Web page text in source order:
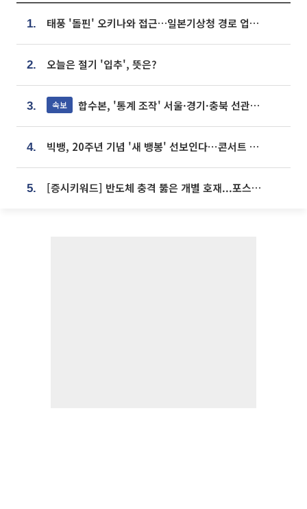
1. 태풍 '돌핀' 오키나와 접근…일본기상청 경로 업데이트
2. 오늘은 절기 '입추', 뜻은?
3. 속보 합수본, '통계 조작' 서울·경기·충북 선관위 등 추가 압수수색
4. 빅뱅, 20주년 기념 '새 뱅봉' 선보인다⋯콘서트 앞두고 팝업 개최
5. [증시키워드] 반도체 충격 뚫은 개별 호재...포스코퓨처엠·에코프로·한화솔루션 '눈길'